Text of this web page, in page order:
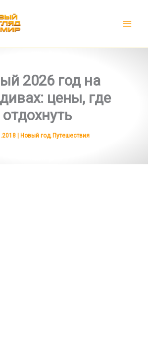
2026 год на
цены, где
отдохнуть
| Новый год, Путешествия